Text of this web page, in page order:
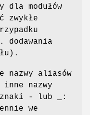
modułów
zwykłe
dodawania
nazwy aliasów
nazwy
znaki - lub _:
we